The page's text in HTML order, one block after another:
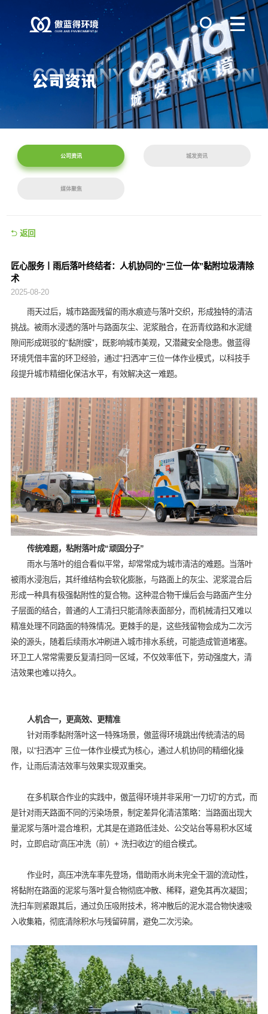
公司资讯 城发资讯
媒体聚焦
返回
匠心服务丨雨后落叶终结者：人机协同的“三位一体”黏附垃圾清除
术
2025-08-20
雨天过后，城市路面残留的雨水痕迹与落叶交织，形成独特的清洁
挑战。被雨水浸透的落叶与路面灰尘、泥浆融合，在沥青纹路和水泥缝
隙间形成斑驳的"黏附膜"，既影响城市美观，又潜藏安全隐患。傲蓝得
环境凭借丰富的环卫经验，通过"扫洒冲"三位一体作业模式，以科技手
段提升城市精细化保洁水平，有效解决这一难题。
传统难题，粘附落叶成“顽固分子”
雨水与落叶的组合看似平常，却常常成为城市清洁的难题。当落叶
被雨水浸泡后，其纤维结构会软化膨胀，与路面上的灰尘、泥浆混合后
形成一种具有极强黏附性的复合物。这种混合物干燥后会与路面产生分
子层面的结合，普通的人工清扫只能清除表面部分，而机械清扫又难以
精准处理不同路面的特殊情况。更棘手的是，这些残留物会成为二次污
染的源头，随着后续雨水冲刷进入城市排水系统，可能造成管道堵塞。
环卫工人常常需要反复清扫同一区域，不仅效率低下，劳动强度大，清
洁效果也难以持久。
人机合一，更高效、更精准
针对雨季黏附落叶这一特殊场景，傲蓝得环境跳出传统清洁的局
限，以“扫洒冲” 三位一体作业模式为核心，通过人机协同的精细化操
作，让雨后清洁效率与效果实现双重突。
在多机联合作业的实践中，傲蓝得环境并非采用“一刀切”的方式，而
是针对雨天路面不同的污染场景，制定差异化清洁策略：当路面出现大
量泥浆与落叶混合堆积，尤其是在道路低洼处、公交站台等易积水区域
时，立即启动“高压冲洗（前）+ 洗扫收边”的组合模式。
作业时，高压冲洗车率先登场，借助雨水尚未完全干涸的流动性，
将黏附在路面的泥浆与落叶复合物彻底冲散、稀释，避免其再次凝固；
洗扫车则紧跟其后，通过负压吸附技术，将冲散后的泥水混合物快速吸
入收集箱，彻底清除积水与残留碎屑，避免二次污染。